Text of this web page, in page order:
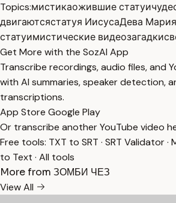
Topics:мистикаожившие статуи
двигаютсястатуя ИисусаДева
статуимистические видеозагадки
Get More with the SozAI App
Transcribe recordings, audio files, and
with AI summaries, speaker detection,
transcriptions.
App Store Google Play
Or transcribe another YouTube video
Free tools: TXT to SRT · SRT Validator·
to Text · All tools
More from ЗОМБИ ЧЕЗ
View All